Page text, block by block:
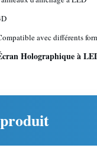
avec différents
Holographique à